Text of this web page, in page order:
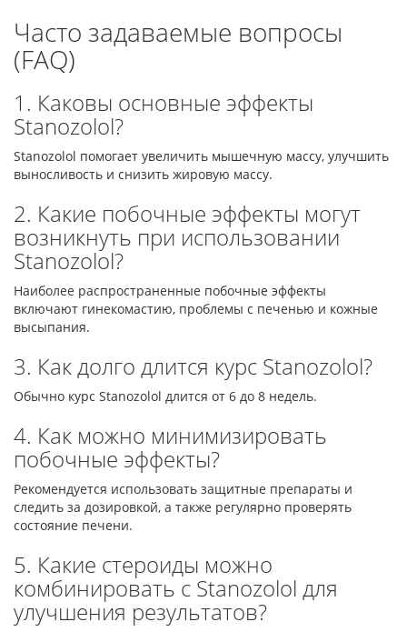
Часто задаваемые вопросы
(FAQ)
1. Каковы основные эффекты
Stanozolol?
Stanozolol помогает увеличить мышечную массу, улучшить
выносливость и снизить жировую массу.
2. Какие побочные эффекты могут
возникнуть при использовании
Stanozolol?
Наиболее распространенные побочные эффекты
включают гинекомастию, проблемы с печенью и кожные
высыпания.
3. Как долго длится курс Stanozolol?
Обычно курс Stanozolol длится от 6 до 8 недель.
4. Как можно минимизировать
побочные эффекты?
Рекомендуется использовать защитные препараты и
следить за дозировкой, а также регулярно проверять
состояние печени.
5. Какие стероиды можно
комбинировать с Stanozolol для
улучшения результатов?